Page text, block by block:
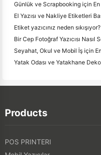
Etiket yazıcınız neden sıkışıyor?
Products
POS PRINTERI